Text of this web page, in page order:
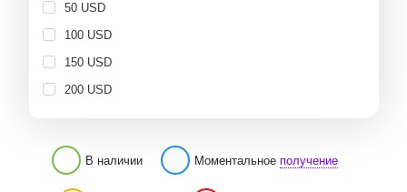
50 USD
100 USD
150 USD
200 USD
В наличии Моментальное получение